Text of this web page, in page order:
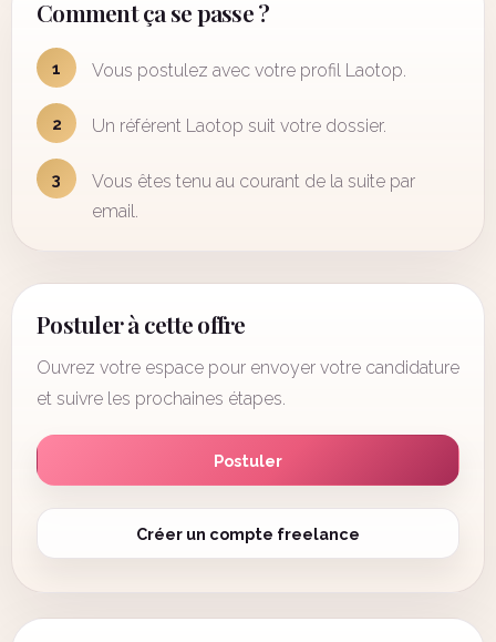
Comment ça se passe ?
1 Vous postulez avec votre profil Laotop.
2 Un référent Laotop suit votre dossier.
3
Vous êtes tenu au courant de la suite par
email.
Postuler à cette offre
Ouvrez votre espace pour envoyer votre candidature
et suivre les prochaines étapes.
Postuler
Créer un compte freelance